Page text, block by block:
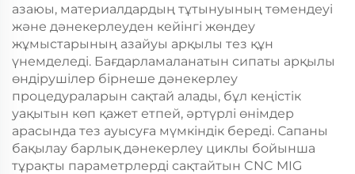
азаюы, материалдардың тұтынуының төмендеуі
және дәнекерлеуден кейінгі жөндеу
жұмыстарының азайуы арқылы тез құн
үнемделеді. Бағдарламаланатын сипаты арқылы
өндірушілер бірнеше дәнекерлеу
процедураларын сақтай алады, бұл кеңістік
уақытын көп қажет етпей, әртүрлі өнімдер
арасында тез ауысуға мүмкіндік береді. Сапаны
бақылау барлық дәнекерлеу циклы бойынша
тұрақты параметрлерді сақтайтын CNC MIG